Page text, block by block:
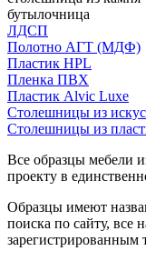
бутылочница
ЛДСП
Полотно АГТ (МДФ)
Пластик HPL
Пленка ПВХ
Пластик Alvic Luxe
Столешницы из
Столешницы из
Все образцы мебели
проекту в
Образцы имеют
поиска по сайту, все
зарегистрированным